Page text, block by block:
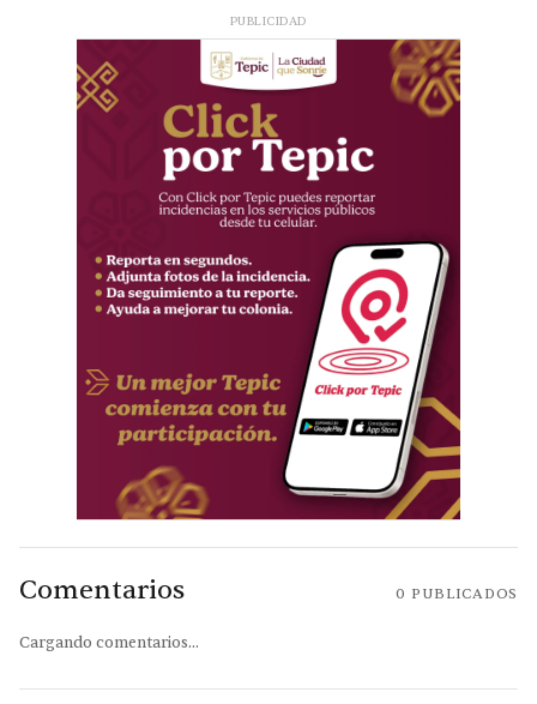
PUBLICIDAD
Comentarios 0 PUBLICADOS
Cargando comentarios...